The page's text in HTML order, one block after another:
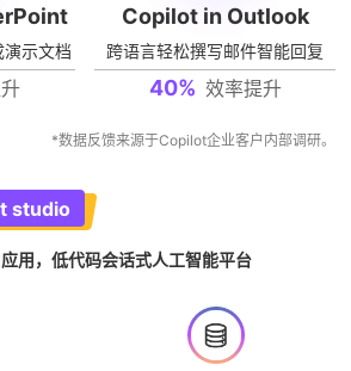
示文档
Copilot in Outlook
跨语言轻松撰写邮件智能回复
40% 效率提升
*数据反馈来源于Copilot企业客户内部调研。
studio
用，低代码会话式人工智能平台